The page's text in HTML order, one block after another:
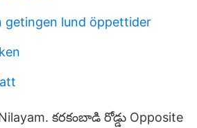
getingen lund öppettider
కరకంబాడి రోడ్డు Opposite